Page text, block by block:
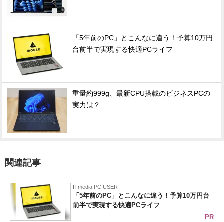
「5年前のPC」とこんなに違う！予算10万円
台前半で実現する快適PCライフ
重量約999g、最新CPU搭載のビジネスPCの
実力は？
関連記事
ITmedia PC USER
「5年前のPC」とこんなに違う！予算10万円台
前半で実現する快適PCライフ
PR